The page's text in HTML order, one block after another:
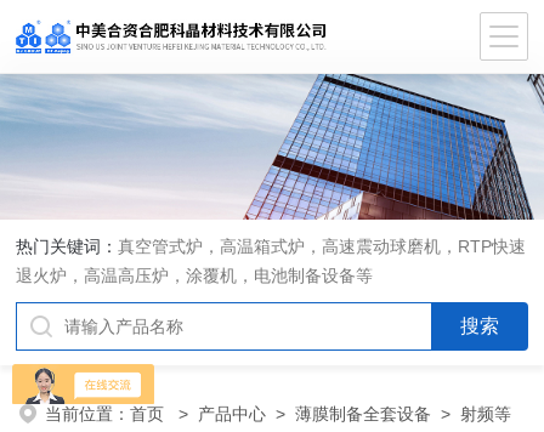
热门关键词：真空管式炉，高温箱式炉，高速震动球磨机，RTP快速
退火炉，高温高压炉，涂覆机，电池制备设备等
当前位置：首页 > 产品中心 >薄膜制备全套设备 >射频等